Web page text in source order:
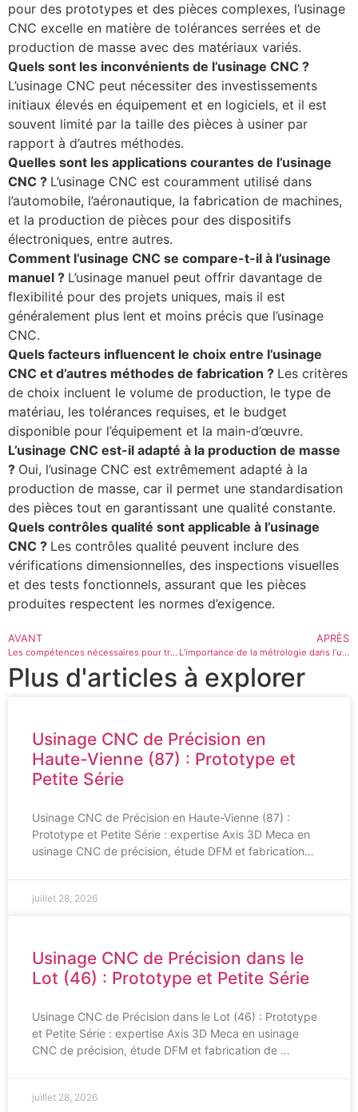
pour des prototypes et des pièces complexes, l’usinage
CNC excelle en matière de tolérances serrées et de
production de masse avec des matériaux variés.
Quels sont les inconvénients de l’usinage CNC ?
L’usinage CNC peut nécessiter des investissements
initiaux élevés en équipement et en logiciels, et il est
souvent limité par la taille des pièces à usiner par
rapport à d’autres méthodes.
Quelles sont les applications courantes de l’usinage
CNC ? L’usinage CNC est couramment utilisé dans
l’automobile, l’aéronautique, la fabrication de machines,
et la production de pièces pour des dispositifs
électroniques, entre autres.
Comment l’usinage CNC se compare-t-il à l’usinage
manuel ? L’usinage manuel peut offrir davantage de
flexibilité pour des projets uniques, mais il est
généralement plus lent et moins précis que l’usinage
CNC.
Quels facteurs influencent le choix entre l’usinage
CNC et d’autres méthodes de fabrication ? Les critères
de choix incluent le volume de production, le type de
matériau, les tolérances requises, et le budget
disponible pour l’équipement et la main-d’œuvre.
L’usinage CNC est-il adapté à la production de masse
? Oui, l’usinage CNC est extrêmement adapté à la
production de masse, car il permet une standardisation
des pièces tout en garantissant une qualité constante.
Quels contrôles qualité sont applicable à l’usinage
CNC ? Les contrôles qualité peuvent inclure des
vérifications dimensionnelles, des inspections visuelles
et des tests fonctionnels, assurant que les pièces
produites respectent les normes d’exigence.
AVANT
Les compétences nécessaires pour travailler en usinage CNC
APRÈS
L’importance de la métrologie dans l’usinage de précision
Plus d'articles à explorer
Usinage CNC de Précision en
Haute-Vienne (87) : Prototype et
Petite Série
Usinage CNC de Précision en Haute-Vienne (87) :
Prototype et Petite Série : expertise Axis 3D Meca en
usinage CNC de précision, étude DFM et fabrication…
juillet 28, 2026
Usinage CNC de Précision dans le
Lot (46) : Prototype et Petite Série
Usinage CNC de Précision dans le Lot (46) : Prototype
et Petite Série : expertise Axis 3D Meca en usinage
CNC de précision, étude DFM et fabrication de …
juillet 28, 2026